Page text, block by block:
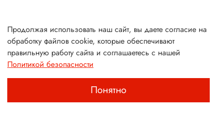
Продолжая использовать наш сайт, вы даете согласие на
обработку файлов cookie, которые обеспечивают
правильную работу сайта и соглашаетесь с нашей
Политикой безопасности
Понятно